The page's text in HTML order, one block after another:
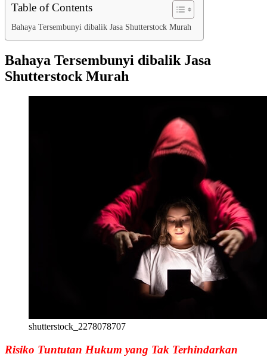
Table of Contents
Bahaya Tersembunyi dibalik Jasa Shutterstock Murah
Bahaya Tersembunyi dibalik Jasa
Shutterstock Murah
shutterstock_2278078707
Risiko Tuntutan Hukum yang Tak Terhindarkan